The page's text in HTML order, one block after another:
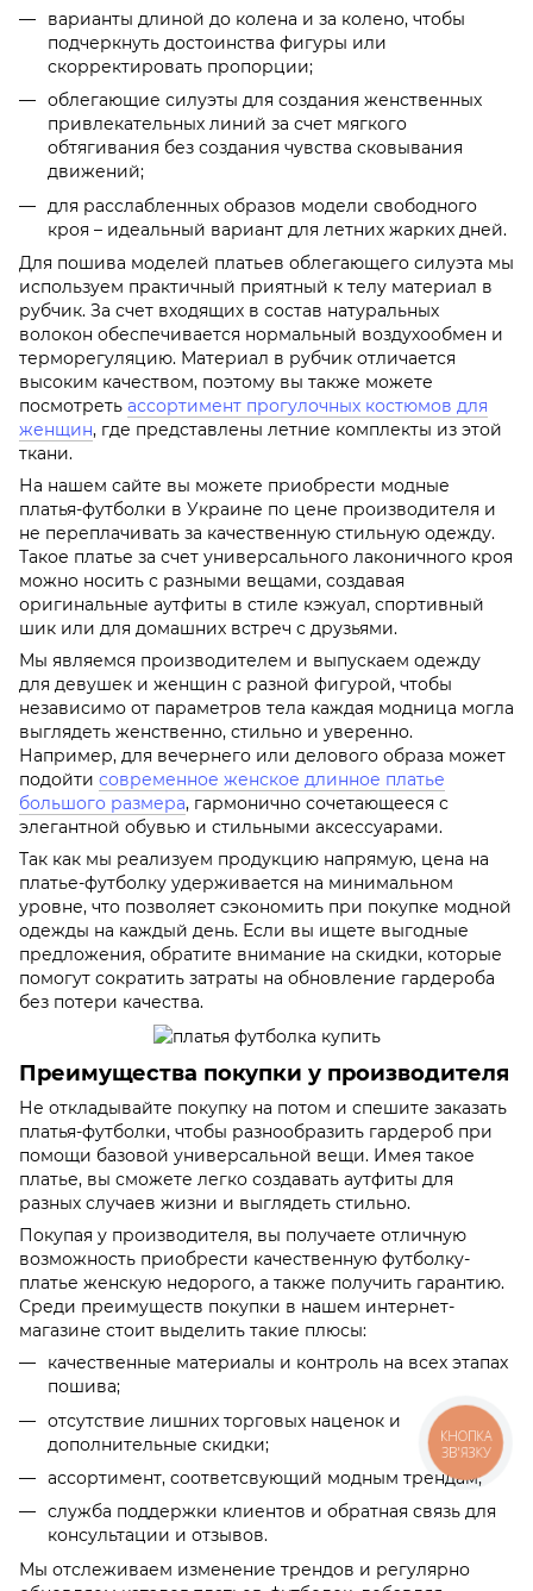
варианты длиной до колена и за колено, чтобы
подчеркнуть достоинства фигуры или
скорректировать пропорции;
облегающие силуэты для создания женственных
привлекательных линий за счет мягкого
обтягивания без создания чувства сковывания
движений;
для расслабленных образов модели свободного
кроя – идеальный вариант для летних жарких дней.
Для пошива моделей платьев облегающего силуэта мы
используем практичный приятный к телу материал в
рубчик. За счет входящих в состав натуральных
волокон обеспечивается нормальный воздухообмен и
терморегуляцию. Материал в рубчик отличается
высоким качеством, поэтому вы также можете
посмотреть ассортимент прогулочных костюмов для
женщин, где представлены летние комплекты из этой
ткани.
На нашем сайте вы можете приобрести модные
платья-футболки в Украине по цене производителя и
не переплачивать за качественную стильную одежду.
Такое платье за счет универсального лаконичного кроя
можно носить с разными вещами, создавая
оригинальные аутфиты в стиле кэжуал, спортивный
шик или для домашних встреч с друзьями.
Мы являемся производителем и выпускаем одежду
для девушек и женщин с разной фигурой, чтобы
независимо от параметров тела каждая модница могла
выглядеть женственно, стильно и уверенно.
Например, для вечернего или делового образа может
подойти современное женское длинное платье
большого размера, гармонично сочетающееся с
элегантной обувью и стильными аксессуарами.
Так как мы реализуем продукцию напрямую, цена на
платье-футболку удерживается на минимальном
уровне, что позволяет сэкономить при покупке модной
одежды на каждый день. Если вы ищете выгодные
предложения, обратите внимание на скидки, которые
помогут сократить затраты на обновление гардероба
без потери качества.
Преимущества покупки у производителя
Не откладывайте покупку на потом и спешите заказать
платья-футболки, чтобы разнообразить гардероб при
помощи базовой универсальной вещи. Имея такое
платье, вы сможете легко создавать аутфиты для
разных случаев жизни и выглядеть стильно.
Покупая у производителя, вы получаете отличную
возможность приобрести качественную футболку-
платье женскую недорого, а также получить гарантию.
Среди преимуществ покупки в нашем интернет-
магазине стоит выделить такие плюсы:
качественные материалы и контроль на всех этапах
пошива;
отсутствие лишних торговых наценок и
дополнительные скидки;
ассортимент, соответсвующий модным трендам;
служба поддержки клиентов и обратная связь для
консультации и отзывов.
Мы отслеживаем изменение трендов и регулярно
КНОПКА
ЗВ'ЯЗКУ